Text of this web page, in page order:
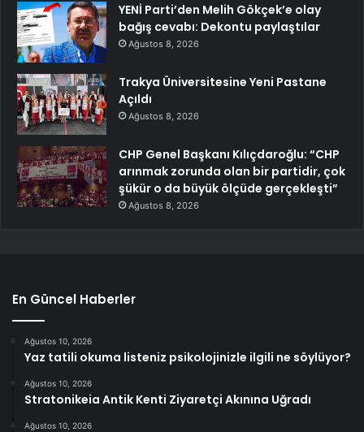
YENİ Parti’den Melih Gökçek’e olay
bağış cevabı: Dekontu paylaştılar
Ağustos 8, 2026
Trakya Üniversitesine Yeni Pastane
Açıldı
Ağustos 8, 2026
CHP Genel Başkanı Kılıçdaroğlu: “CHP
arınmak zorunda olan bir partidir, çok
şükür o da büyük ölçüde gerçekleşti”
Ağustos 8, 2026
En Güncel Haberler
Ağustos 10, 2026
Yaz tatili okuma listeniz psikolojinizle ilgili ne söylüyor?
Ağustos 10, 2026
Stratonikeia Antik Kenti Ziyaretçi Akınına Uğradı
Ağustos 10, 2026